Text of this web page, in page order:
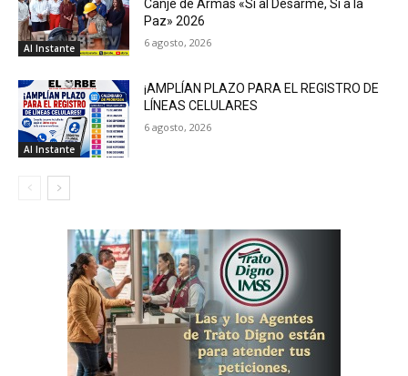
Al Instante
Canje de Armas «Sí al Desarme, Sí a la
Paz» 2026
6 agosto, 2026
Al Instante
¡AMPLÍAN PLAZO PARA EL REGISTRO DE
LÍNEAS CELULARES
6 agosto, 2026